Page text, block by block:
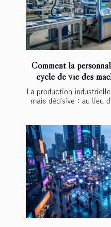
Comment la
cycle de vie des
La production
mais décisive : au lieu